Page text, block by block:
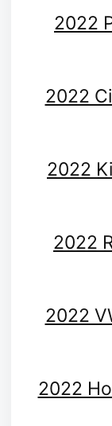
2022
2022
2022
2022
2022
2022